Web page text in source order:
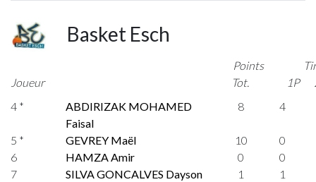
Basket Esch
Joueur
Points
Tot.
1P
4 *
ABDIRIZAK MOHAMED
Faisal
8 4
5 * GEVREY Maël 10
0
6
HAMZA Amir 0
0
7
SILVA GONCALVES Dayson
1 1